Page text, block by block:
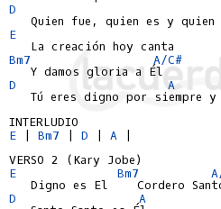
D
E
Bm7
A/C#
D
A
Tú eres digno por siempre y
E | Bm7 | D | A |
E
Bm7
D
A